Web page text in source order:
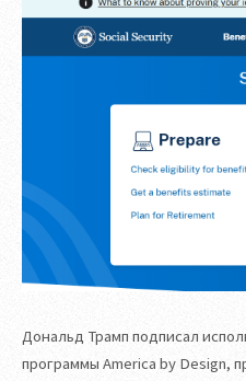
Дональд Трамп подписал
программы America by Design,